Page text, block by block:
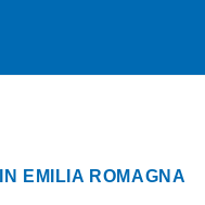
EMILIA ROMAGNA